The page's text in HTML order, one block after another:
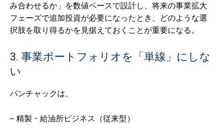
み合わせるか」を数値ベースで設計し、将来の事業拡大
フェーズで追加投資が必要になったとき、どのような選
択肢を取り得るかを見据えておくことが重要になる。
3. 事業ポートフォリオを「単線」にしな
い
バンチャックは、
– 精製・給油所ビジネス（従来型）